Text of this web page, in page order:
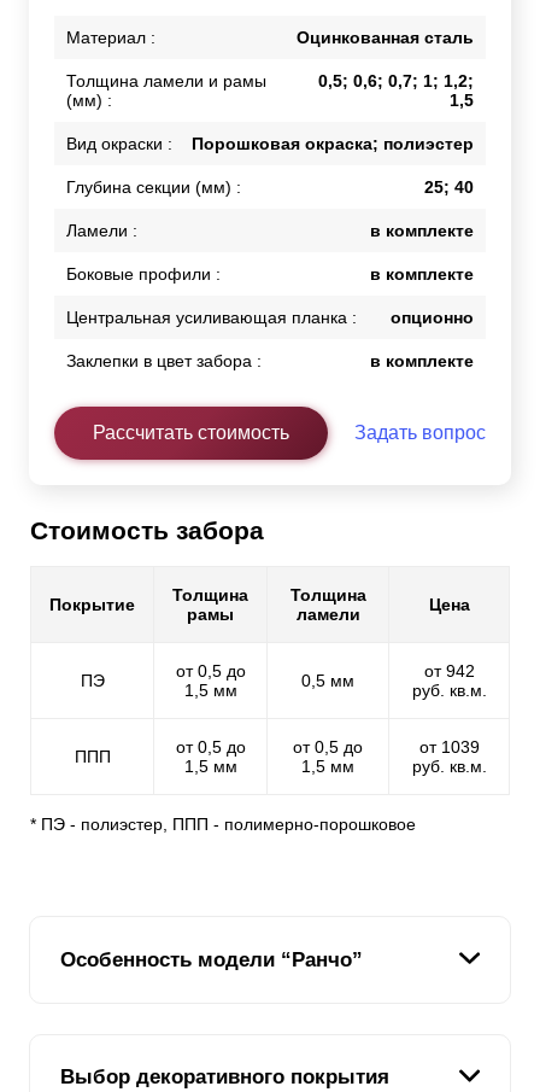
Материал : Оцинкованная сталь
Толщина ламели и рамы
(мм) :
0,5; 0,6; 0,7; 1; 1,2;
1,5
Вид окраски : Порошковая окраска; полиэстер
Глубина секции (мм) : 25; 40
Ламели : в комплекте
Боковые профили : в комплекте
Центральная усиливающая планка : опционно
Заклепки в цвет забора : в комплекте
Рассчитать стоимость Задать вопрос
Стоимость забора
Покрытие
Толщина
рамы
Толщина
ламели
Цена
ПЭ
от 0,5 до
1,5 мм
0,5 мм
от 942
руб. кв.м.
ППП
от 0,5 до
1,5 мм
от 0,5 до
1,5 мм
от 1039
руб. кв.м.
* ПЭ - полиэстер, ППП - полимерно-порошковое
Особенность модели “Ранчо”
Вариант "Ранчо" один из линейки заборов, который
Выбор декоративного покрытия